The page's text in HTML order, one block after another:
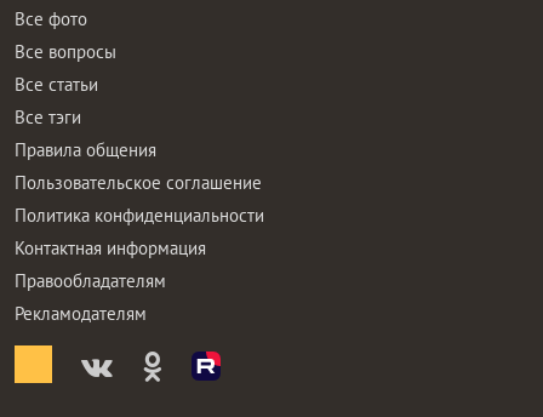
Все фото
Все вопросы
Все статьи
Все тэги
Правила общения
Пользовательское соглашение
Политика конфиденциальности
Контактная информация
Правообладателям
Рекламодателям